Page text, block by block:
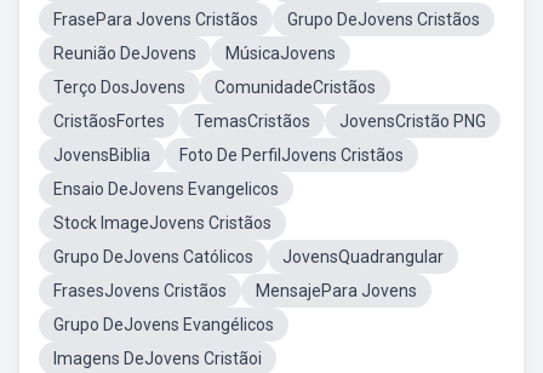
FrasePara Jovens Cristãos
Grupo DeJovens Cristãos
Reunião DeJovens
MúsicaJovens
Terço DosJovens
ComunidadeCristãos
CristãosFortes
TemasCristãos
JovensCristão PNG
JovensBiblia
Foto De PerfilJovens Cristãos
Ensaio DeJovens Evangelicos
Stock ImageJovens Cristãos
Grupo DeJovens Católicos
JovensQuadrangular
FrasesJovens Cristãos
MensajePara Jovens
Grupo DeJovens Evangélicos
Imagens DeJovens Cristãoi